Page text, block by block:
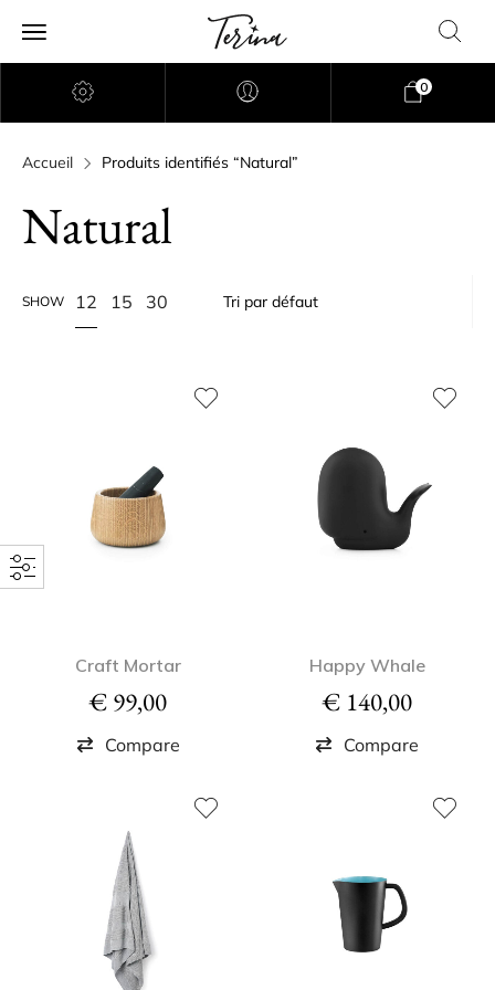
0
Accueil Produits identifiés “Natural”
Natural
SHOW 12 15 30
Craft Mortar
€ 99,00
Compare
Happy Whale
€140,00
Compare